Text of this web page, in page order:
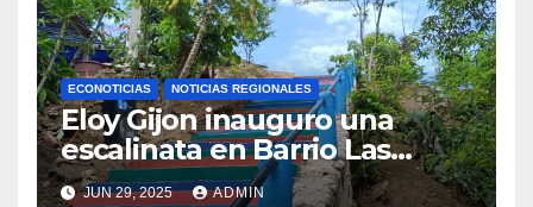
ECONOTICIAS NOTICIAS REGIONALES
Eloy Gijon inauguro una
escalinata en Barrio Las
Palmas Alto en Barra de
JUN 29, 2025 ADMIN